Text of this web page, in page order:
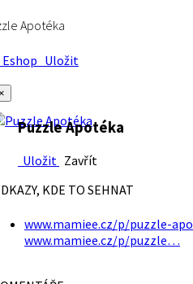
Apotéka
Uložit
Puzzle Apotéka
Uložit Zavřít
KDE TO SEHNAT
www.mamiee.cz/p/puzzle-
www.mamiee.cz/p/puzzle…